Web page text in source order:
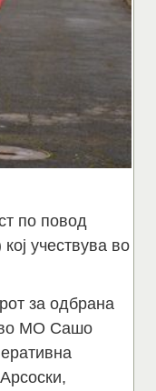
по повод
учествува во
за одбрана
во МО Сашо